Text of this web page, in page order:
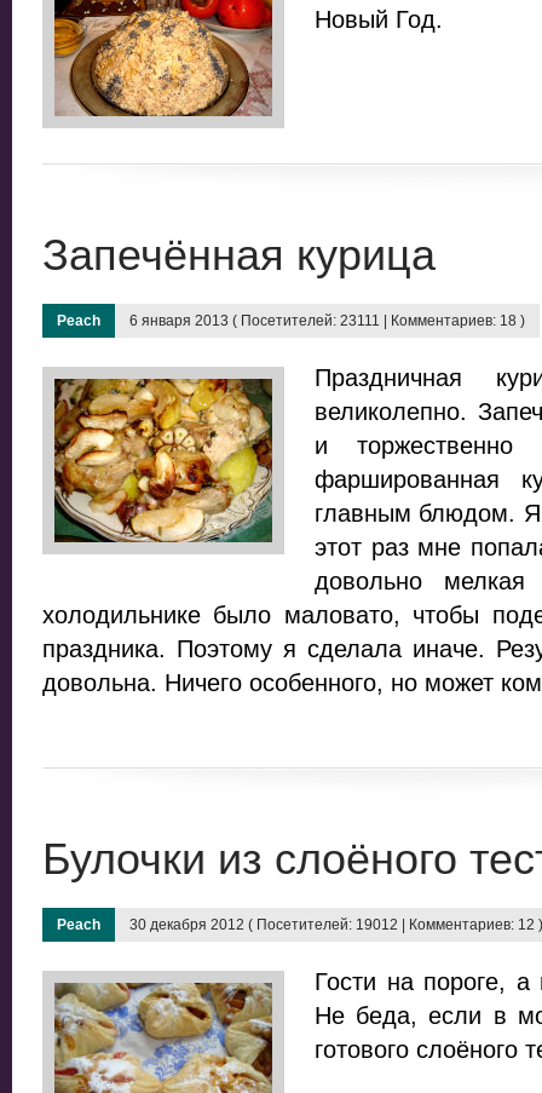
Новый Год.
Запечённая курица
Peach 6 января 2013 ( Посетителей: 23111 | Комментариев: 18 )
Праздничная
великолепно.
и
фаршированная
главным блюдом.
этот раз мне
довольно
холодильнике было маловато, чтобы
праздника. Поэтому я сделала иначе.
довольна. Ничего особенного, но может
Булочки из слоёного
Peach 30 декабря 2012 ( Посетителей: 19012 | Комментариев: 12 )
Гости на пороге,
Не беда, если в
готового слоёного